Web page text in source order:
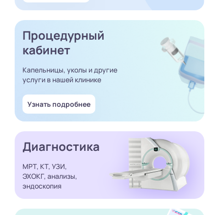
Процедурный
кабинет
Капельницы, уколы и другие
услуги в нашей клинике
Узнать подробнее
Диагностика
МРТ, КТ, УЗИ,
ЭХОКГ, анализы,
эндоскопия